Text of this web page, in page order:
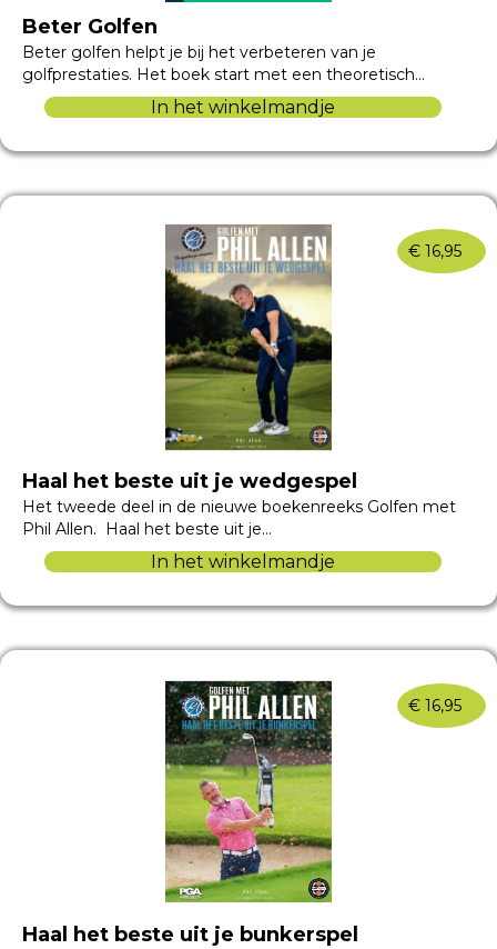
Beter Golfen
Beter golfen helpt je bij het verbeteren van je
golfprestaties. Het boek start met een theoretisch…
In het winkelmandje
€ 16,95
Haal het beste uit je wedgespel
Het tweede deel in de nieuwe boekenreeks Golfen met
Phil Allen. Haal het beste uit je…
In het winkelmandje
€ 16,95
Haal het beste uit je bunkerspel